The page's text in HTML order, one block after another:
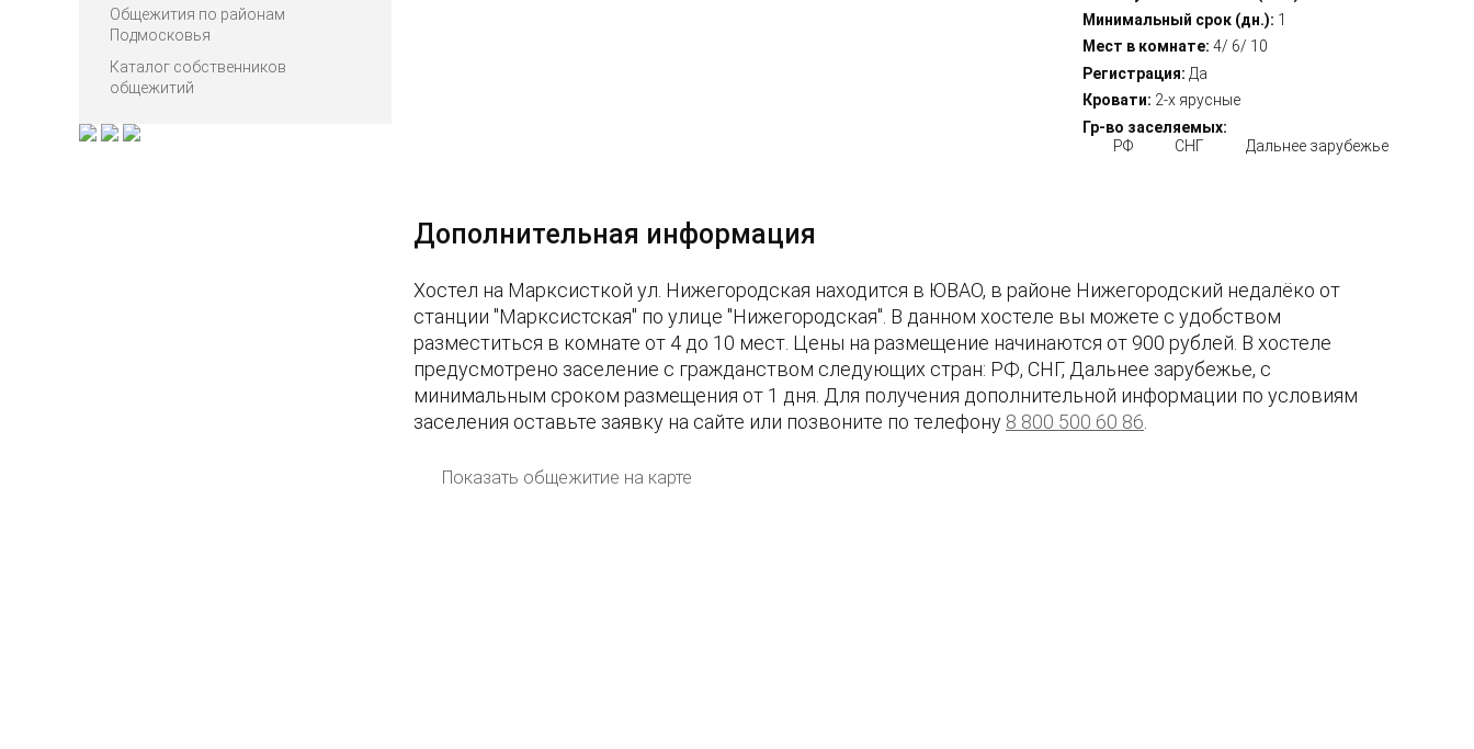
Общежития по районам
Подмосковья
Каталог собственников
общежитий
Минимальный срок (дн.): 1
Мест в комнате: 4/ 6/ 10
Регистрация: Да
Кровати: 2-х ярусные
Гр-во заселяемых:
РФ
СНГ Дальнее зарубежье
Дополнительная информация
Хостел на Марксисткой ул. Нижегородская находится в ЮВАО, в районе Нижегородский недалёко от
станции "Марксистская" по улице "Нижегородская". В данном хостеле вы можете с удобством
разместиться в комнате от 4 до 10 мест. Цены на размещение начинаются от 900 рублей. В хостеле
предусмотрено заселение с гражданством следующих стран: РФ, СНГ, Дальнее зарубежье, с
минимальным сроком размещения от 1 дня. Для получения дополнительной информации по условиям
заселения оставьте заявку на сайте или позвоните по телефону 8 800 500 60 86.
Показать общежитие на карте